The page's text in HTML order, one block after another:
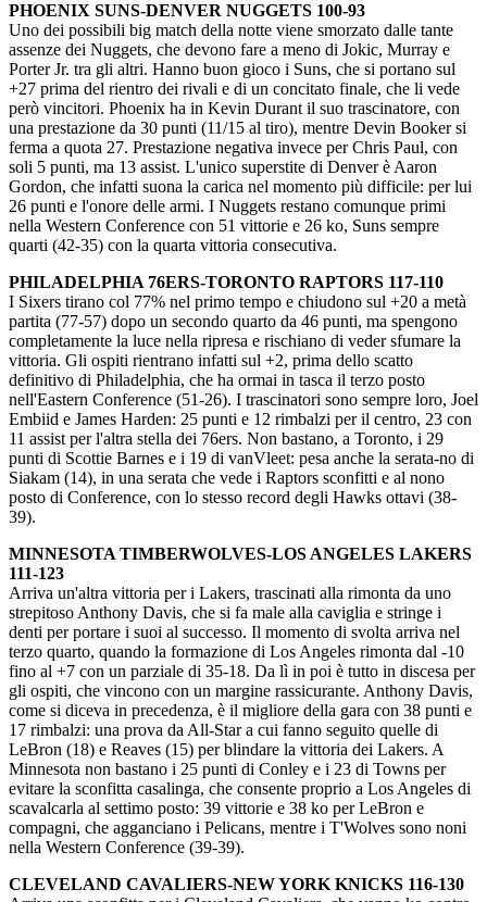
PHOENIX SUNS-DENVER NUGGETS 100-93
Uno dei possibili big match della notte viene smorzato dalle tante
assenze dei Nuggets, che devono fare a meno di Jokic, Murray e
Porter Jr. tra gli altri. Hanno buon gioco i Suns, che si portano sul
+27 prima del rientro dei rivali e di un concitato finale, che li vede
però vincitori. Phoenix ha in Kevin Durant il suo trascinatore, con
una prestazione da 30 punti (11/15 al tiro), mentre Devin Booker si
ferma a quota 27. Prestazione negativa invece per Chris Paul, con
soli 5 punti, ma 13 assist. L'unico superstite di Denver è Aaron
Gordon, che infatti suona la carica nel momento più difficile: per lui
26 punti e l'onore delle armi. I Nuggets restano comunque primi
nella Western Conference con 51 vittorie e 26 ko, Suns sempre
quarti (42-35) con la quarta vittoria consecutiva.
PHILADELPHIA 76ERS-TORONTO RAPTORS 117-110
I Sixers tirano col 77% nel primo tempo e chiudono sul +20 a metà
partita (77-57) dopo un secondo quarto da 46 punti, ma spengono
completamente la luce nella ripresa e rischiano di veder sfumare la
vittoria. Gli ospiti rientrano infatti sul +2, prima dello scatto
definitivo di Philadelphia, che ha ormai in tasca il terzo posto
nell'Eastern Conference (51-26). I trascinatori sono sempre loro, Joel
Embiid e James Harden: 25 punti e 12 rimbalzi per il centro, 23 con
11 assist per l'altra stella dei 76ers. Non bastano, a Toronto, i 29
punti di Scottie Barnes e i 19 di vanVleet: pesa anche la serata-no di
Siakam (14), in una serata che vede i Raptors sconfitti e al nono
posto di Conference, con lo stesso record degli Hawks ottavi (38-
39).
MINNESOTA TIMBERWOLVES-LOS ANGELES LAKERS
111-123
Arriva un'altra vittoria per i Lakers, trascinati alla rimonta da uno
strepitoso Anthony Davis, che si fa male alla caviglia e stringe i
denti per portare i suoi al successo. Il momento di svolta arriva nel
terzo quarto, quando la formazione di Los Angeles rimonta dal -10
fino al +7 con un parziale di 35-18. Da lì in poi è tutto in discesa per
gli ospiti, che vincono con un margine rassicurante. Anthony Davis,
come si diceva in precedenza, è il migliore della gara con 38 punti e
17 rimbalzi: una prova da All-Star a cui fanno seguito quelle di
LeBron (18) e Reaves (15) per blindare la vittoria dei Lakers. A
Minnesota non bastano i 25 punti di Conley e i 23 di Towns per
evitare la sconfitta casalinga, che consente proprio a Los Angeles di
scavalcarla al settimo posto: 39 vittorie e 38 ko per LeBron e
compagni, che agganciano i Pelicans, mentre i T'Wolves sono noni
nella Western Conference (39-39).
CLEVELAND CAVALIERS-NEW YORK KNICKS 116-130